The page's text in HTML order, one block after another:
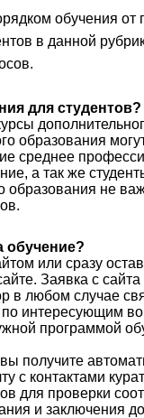
обучения от
в данной
для студентов?
образования
среднее
а так же
образования не
обучение?
или сразу
Заявка с сайта
в любом случае
по интересующим
программой
получите
с контактами
для проверки
и заключения